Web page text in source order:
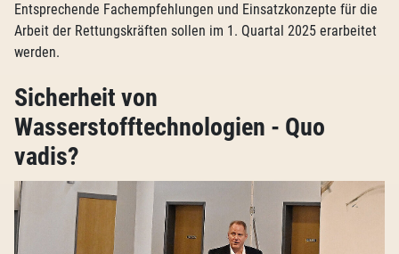
Entsprechende Fachempfehlungen und Einsatzkonzepte für die
Arbeit der Rettungskräften sollen im 1. Quartal 2025 erarbeitet
werden.
Sicherheit von
Wasserstofftechnologien - Quo
vadis?